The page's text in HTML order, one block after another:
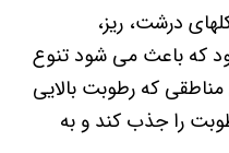
درشت، ریز،
که باعث می شود تنوع
که رطوبت بالایی
را جذب کند و به